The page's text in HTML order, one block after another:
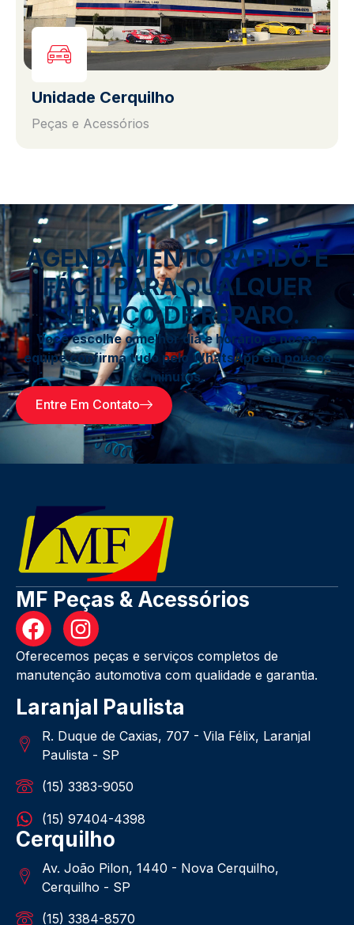
Unidade Cerquilho
Peças e Acessórios
AGENDAMENTO RÁPIDO E
FÁCIL PARA QUALQUER
SERVIÇO DE REPARO.
Você escolhe o melhor dia e horário, e nossa
equipe confirma tudo pelo WhatsApp em poucos
minutos.
Entre Em Contato
MF Peças & Acessórios
Oferecemos peças e serviços completos de
manutenção automotiva com qualidade e garantia.
Laranjal Paulista
R. Duque de Caxias, 707 - Vila Félix, Laranjal
Paulista - SP
(15) 3383-9050
(15) 97404-4398
Cerquilho
Av. João Pilon, 1440 - Nova Cerquilho,
Cerquilho - SP
(15) 3384-8570